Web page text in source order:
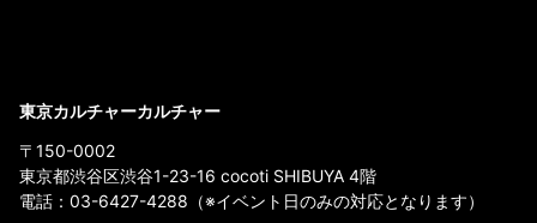
東京カルチャーカルチャー
〒150-0002
東京都渋谷区渋谷1-23-16 cocoti SHIBUYA 4階
電話： 03-6427-4288 （※イベント日のみの対応となります）